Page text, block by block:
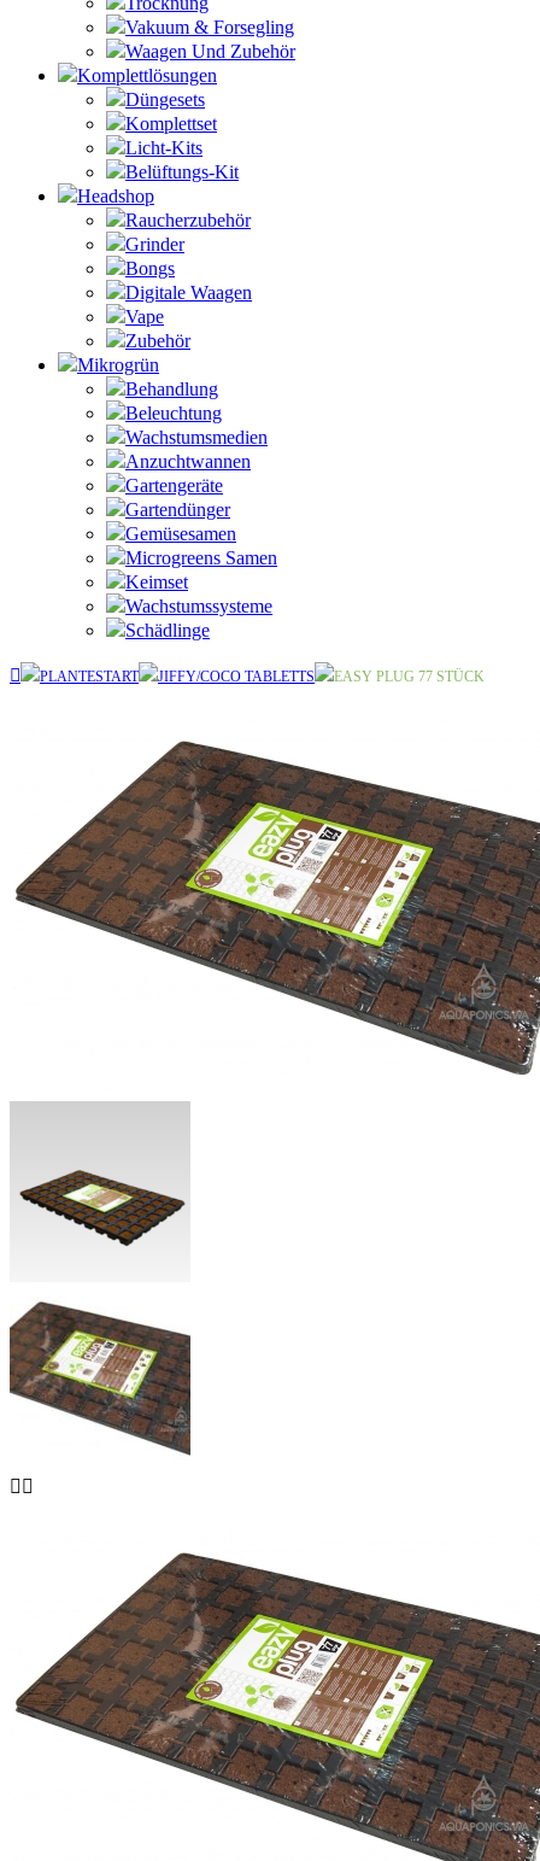
Vakuum & Forsegling
Waagen Und Zubehör
Komplettlösungen
Düngesets
Komplettset
Licht-Kits
Belüftungs-Kit
Headshop
Raucherzubehör
Grinder
Bongs
Digitale Waagen
Vape
Zubehör
Mikrogrün
Behandlung
Beleuchtung
Wachstumsmedien
Anzuchtwannen
Gartengeräte
Gartendünger
Gemüsesamen
Microgreens Samen
Keimset
Wachstumssysteme
Schädlinge
PLANTESTART JIFFY/COCO TABLETTS EASY PLUG 77 STÜCK